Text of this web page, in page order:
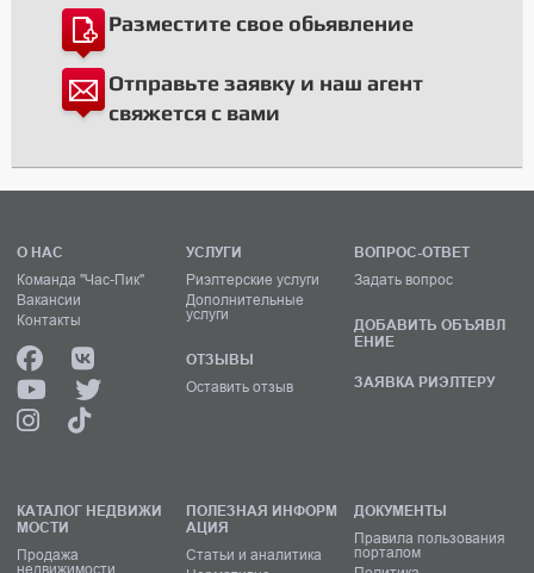
Разместите свое обьявление
Отправьте заявку и наш агент
свяжется с вами
О НАС
Команда "Час-Пик"
Вакансии
Контакты
УСЛУГИ
Риэлтерские услуги
Дополнительные
услуги
ОТЗЫВЫ
Оставить отзыв
ВОПРОС-ОТВЕТ
Задать вопрос
ДОБАВИТЬ ОБЪЯВЛ
ЕНИЕ
ЗАЯВКА РИЭЛТЕРУ
КАТАЛОГ НЕДВИЖИ
МОСТИ
Продажа
недвижимости
ПОЛЕЗНАЯ ИНФОРМ
АЦИЯ
Статьи и аналитика
ДОКУМЕНТЫ
Правила пользования
порталом